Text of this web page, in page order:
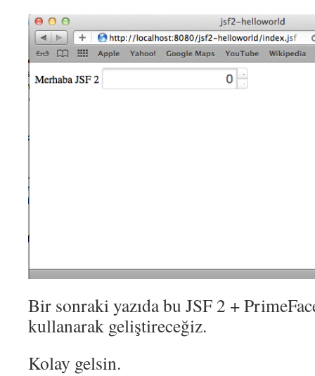
Bir sonraki yazıda bu JSF 2 +
kullanarak geliştireceğiz.
Kolay gelsin.